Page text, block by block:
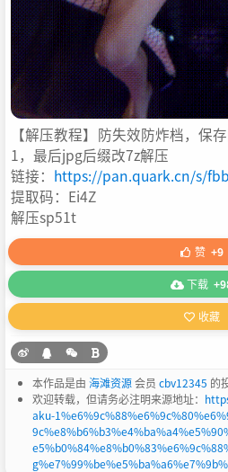
【解压教程】防失效防炸档，保
1，最后jpg后缀改7z解压
链接： https://pan.quark.cn/s/
提取码：Ei4Z
解压sp51t
赞 +9
下载
收藏
本作品是由 海滩资源会员 cbv12345 的
欢迎转载，但请务必注明来源地址：
aku-